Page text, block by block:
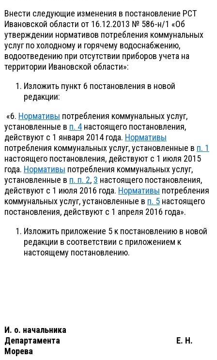
Внести следующие изменения в постановление РСТ
Ивановской области от 16.12.2013 № 586-н/1 «Об
утверждении нормативов потребления коммунальных
услуг по холодному и горячему водоснабжению,
водоотведению при отсутствии приборов учета на
территории Ивановской области»:
Изложить пункт 6 постановления в новой
редакции:
«6. Нормативы потребления коммунальных услуг,
установленные в п. 4настоящего постановления,
действуют с 1 января 2014 года. Нормативы
потребления коммунальных услуг, установленные в п. 1
настоящего постановления, действуют с 1 июля 2015
года. Нормативы потребления коммунальных услуг,
установленные в п. п. 2, 3 настоящего постановления,
действуют с 1 июля 2016 года. Нормативы потребления
коммунальных услуг, установленные в п. 5настоящего
постановления, действуют с 1 апреля 2016 года».
Изложить приложение 5 к постановлению в новой
редакции в соответствии с приложением к
настоящему постановлению.
И. о. начальника
Департамента Е. Н.
Морева